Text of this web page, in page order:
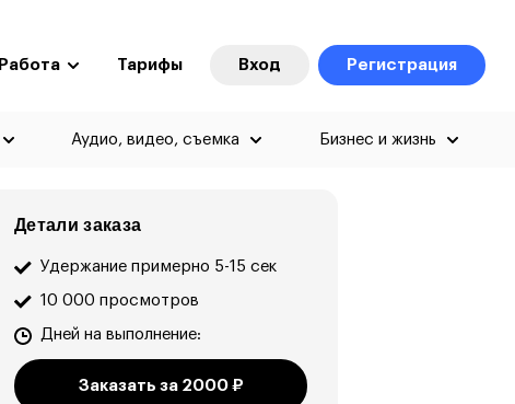
Работа Тарифы Вход Регистрация
Аудио, видео, съемка Бизнес и жизнь
Детали заказа
Удержание примерно 5-15 сек
10 000 просмотров
Дней на выполнение:
Заказать за 2000₽